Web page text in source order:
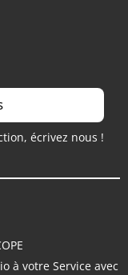
écrivez nous !
à votre Service avec